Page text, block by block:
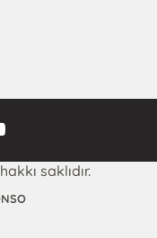
saklıdır.